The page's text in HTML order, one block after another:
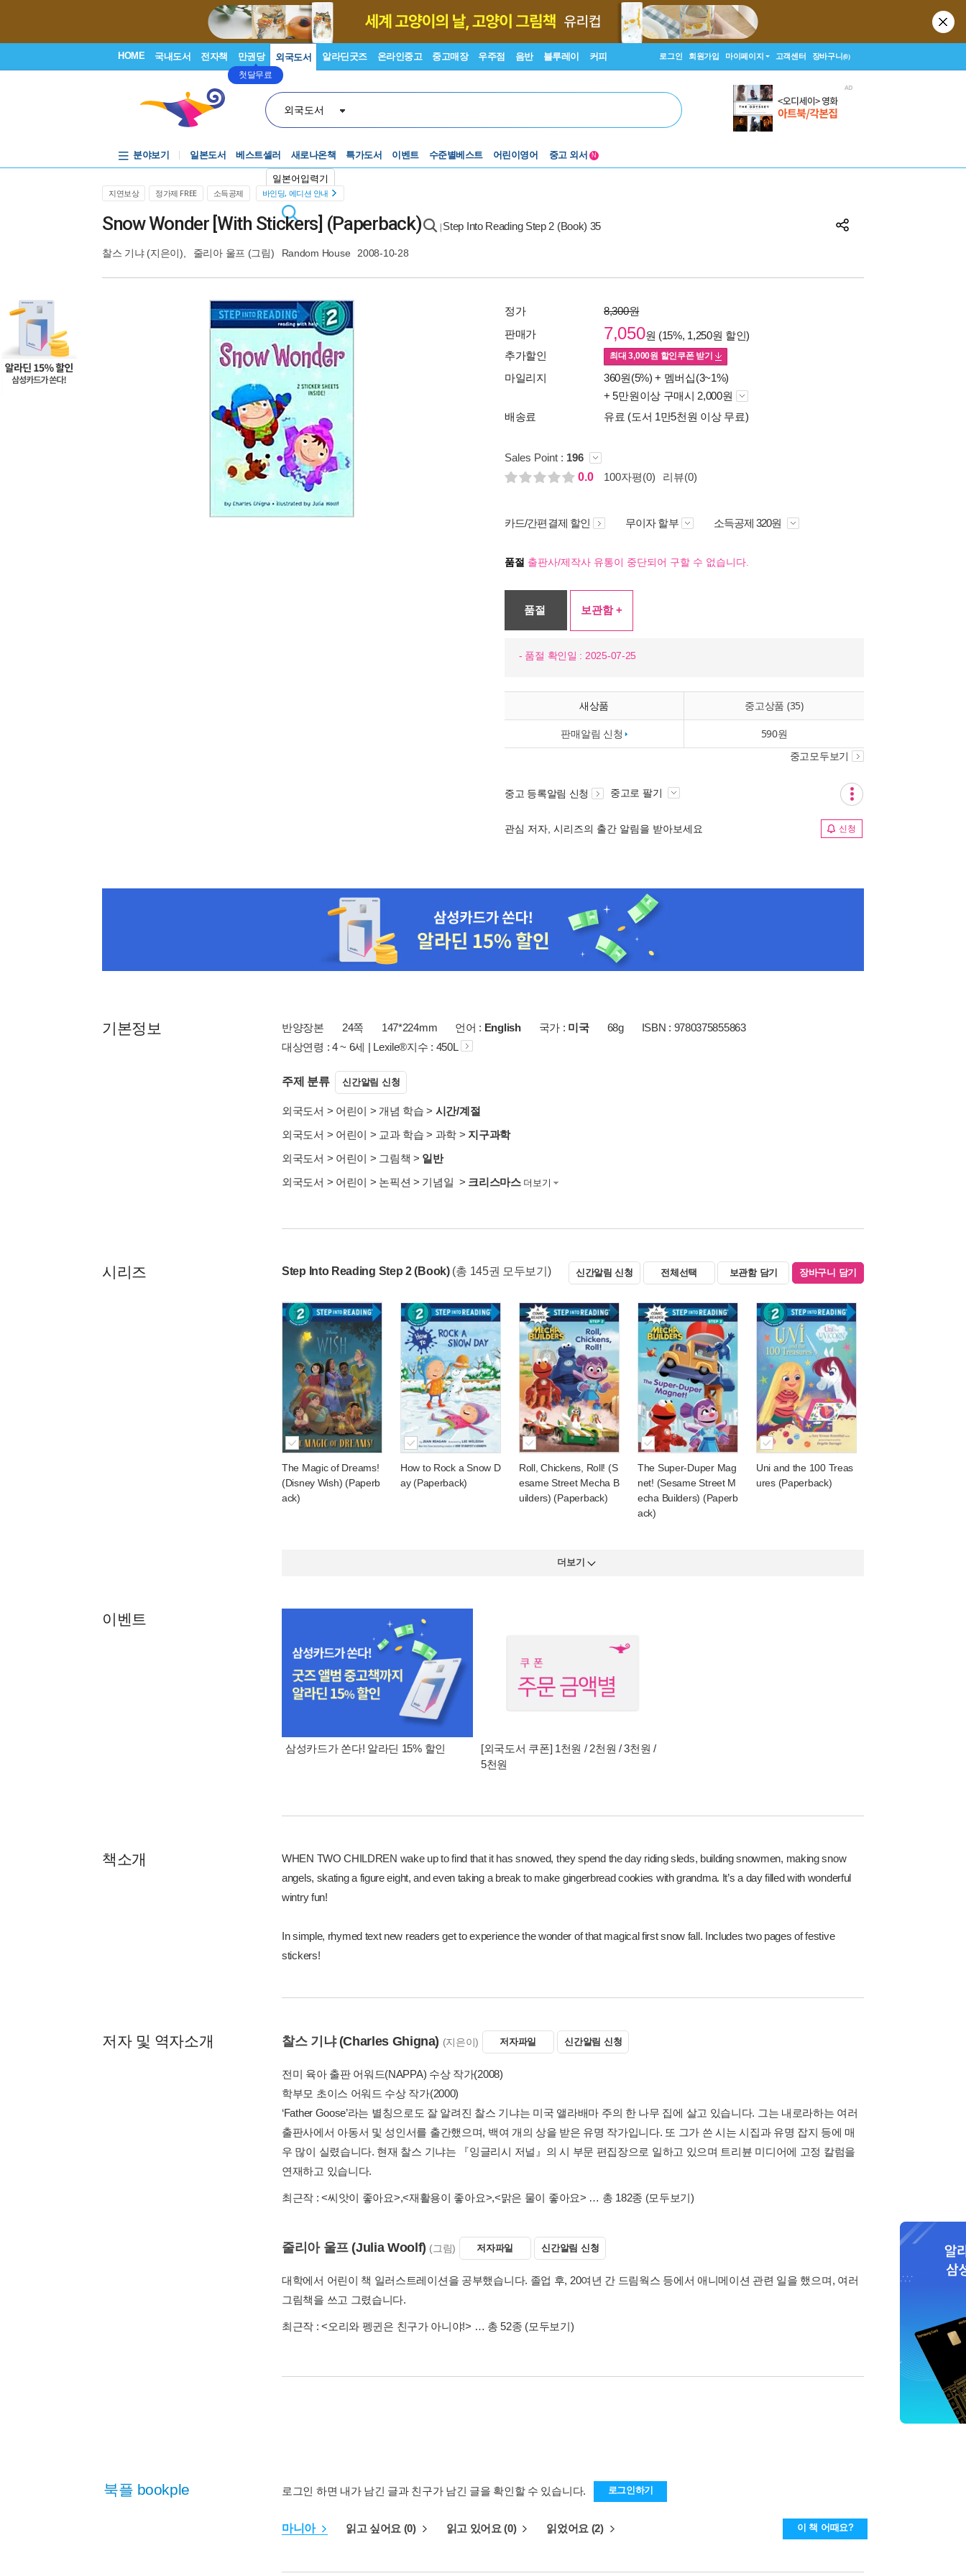
HOME 국내도서 전자책 만권당
첫달무료
외국도서 알라딘굿즈 온라인중고 중고매장 우주점 음반 블루레이 커피 로그인 회원가입 마이페이지 고객센터 장바구니(0)
외국도서
일본어입력기
분야보기 일본도서 베스트셀러 새로나온책 특가도서 이벤트
Lexile®
어린이영어
5백원부터
N
지연보상 정가제 FREE 소득공제 바인딩, 에디션 안내
Snow Wonder [With Stickers] (Paperback) Step Into Reading Step 2 (Book) 35
찰스 기냐(지은이), 줄리아 울프 (그림) Random House 2008-10-28
정가
8,300원
판매가
7,050원 (15%, 1,250원 할인)
추가할인
최대3,000원 할인쿠폰 받기
마일리지 360원(5%) + 멤버십(3~1%)
+ 5만원이상 구매시 2,000원
배송료
유료 (도서 1만5천원 이상 무료)
Sales Point : 196
0.0
100자평(0) 리뷰(0)
카드/간편결제 할인 무이자 할부 소득공제 320원
품절 출판사/제작사 유통이 중단되어 구할 수 없습니다.
품절 보관함 +
- 품절 확인일 : 2025-07-25
새상품 중고상품 (35)
판매알림 신청 590원
중고모두보기
중고 등록알림 신청 중고로 팔기
관심 저자, 시리즈의 출간 알림을 받아보세요 신청
기본정보 반양장본 24쪽 147*224mm 언어 : English 국가 : 미국 68g
ISBN : 9780375855863
대상연령 : 4 ~ 6세 | Lexile®지수 : 450L
주제 분류 신간알림 신청
외국도서 > 어린이 > 개념 학습 > 시간/계절
외국도서 > 어린이 > 교과 학습 > 과학 > 지구과학
외국도서 > 어린이 > 그림책 > 일반
외국도서 > 어린이 > 논픽션 > 기념일 > 크리스마스 더보기
시리즈 Step Into Reading Step 2 (Book) (총 145권 모두보기) 신간알림 신청 전체선택 보관함 담기 장바구니 담기
The Magic of Dreams!
(Disney Wish) (Paperb
ack)
How to Rock a Snow D
ay (Paperback)
Roll, Chickens, Roll! (S
esame Street Mecha B
uilders) (Paperback)
The Super-Duper Mag
net! (Sesame Street M
echa Builders) (Paperb
ack)
Uni and the 100 Treas
ures (Paperback)
더보기
이벤트
삼성카드가 쏜다! 알라딘 15% 할인
[외국도서 쿠폰] 1천원 / 2천원 / 3천원 /
5천원
책소개
WHEN TWO CHILDREN wake up to find that it has snowed, they spend the day riding sleds, building snowmen, making snow
angels, skating a figure eight, and even taking a break to make gingerbread cookies with grandma. It’s a day filled with wonderful
wintry fun!
In simple, rhymed text new readers get to experience the wonder of that magical first snow fall. Includes two pages of festive
stickers!
저자 및 역자소개 찰스 기냐(Charles Ghigna) (지은이) 저자파일 신간알림 신청
전미 육아 출판 어워드(NAPPA) 수상 작가(2008)
학부모 초이스 어워드 수상 작가(2000)
‘Father Goose’라는 별칭으로도 잘 알려진 찰스 기냐는 미국 앨라배마 주의 한 나무 집에 살고 있습니다. 그는 내로라하는 여러
출판사에서 아동서 및 성인서를 출간했으며, 백여 개의 상을 받은 유명 작가입니다. 또 그가 쓴 시는 시집과 유명 잡지 등에 매
우 많이 실렸습니다. 현재 찰스 기냐는 『잉글리시 저널』의 시 부문 편집장으로 일하고 있으며 트리뷴 미디어에 고정 칼럼을
연재하고 있습니다.
최근작 :<씨앗이 좋아요>,<재활용이 좋아요>,<맑은 물이 좋아요> … 총 182종 (모두보기)
줄리아 울프(Julia Woolf) (그림) 저자파일 신간알림 신청
대학에서 어린이 책 일러스트레이션을 공부했습니다. 졸업 후, 20여년 간 드림웍스 등에서 애니메이션 관련 일을 했으며, 여러
그림책을 쓰고 그렸습니다.
최근작 :<오리와 펭귄은 친구가 아니야!> … 총 52종 (모두보기)
북플 bookple 로그인 하면 내가 남긴 글과 친구가 남긴 글을 확인할 수 있습니다. 로그인하기
마니아 읽고 싶어요 (0) 읽고 있어요 (0) 읽었어요 (2) 이 책 어때요?